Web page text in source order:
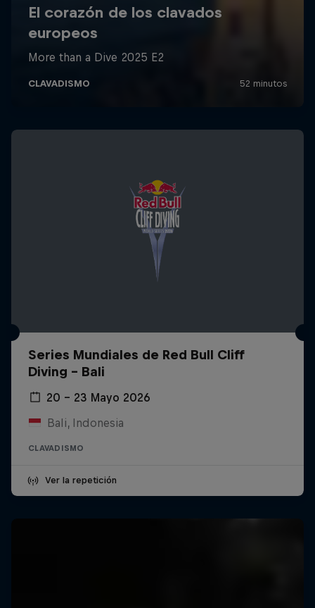
Series Mundiales de Red Bull Cliff
Diving - Bali
20 – 23 Mayo 2026
Bali, Indonesia
CLAVADISMO
Ver la repetición